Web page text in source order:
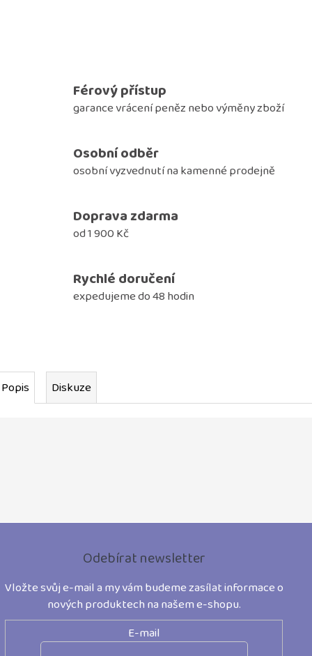
Férový přístup
garance vrácení peněz nebo výměny zboží
Osobní odběr
osobní vyzvednutí na kamenné prodejně
Doprava zdarma
od 1 900 Kč
Rychlé doručení
expedujeme do 48 hodin
Popis Diskuze
p
t
Odebírat newsletter
Vložte svůj e-mail a my vám budeme zasílat informace o
nových produktech na našem e-shopu.
E-mail